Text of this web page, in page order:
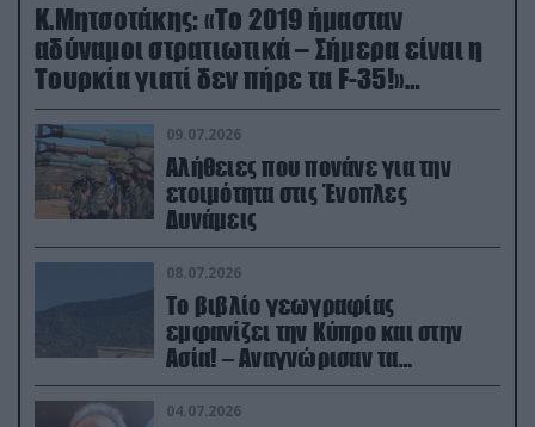
Κ.Μητσοτάκης: «Το 2019 ήμασταν
αδύναμοι στρατιωτικά – Σήμερα είναι η
Τουρκία γιατί δεν πήρε τα F-35!»
(βίντεο)
09.07.2026
Αλήθειες που πονάνε για την
ετοιμότητα στις Ένοπλες
Δυνάμεις
08.07.2026
Το βιβλίο γεωγραφίας
εμφανίζει την Κύπρο και στην
Ασία! – Αναγνώρισαν τα
κατεχόμενα; (φωτο)
04.07.2026